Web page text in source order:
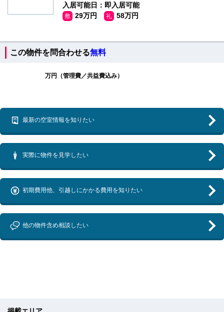
入居可能日：即入居可能
敷 29万円 礼 58万円
この物件を問合わせる無料
万円（管理費／共益費込み）
最新の空室情報を知りたい
実際に物件を見学したい
初期費用他、引越しにかかる費用を知りたい
他の物件含め相談したい